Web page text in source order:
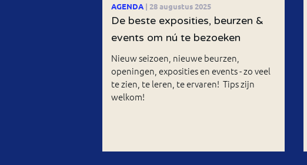
AGENDA | 28 augustus 2025
De beste exposities, beurzen &
events om nú te bezoeken
Nieuw seizoen, nieuwe beurzen,
openingen, exposities en events - zo veel
te zien, te leren, te ervaren! Tips zijn
welkom!